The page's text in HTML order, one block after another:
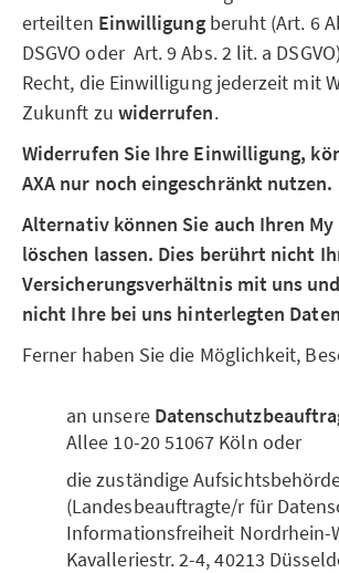
erteilten Einwilligungberuht (Art. 6
DSGVO oder Art. 9 Abs. 2 lit. a
Recht, die Einwilligung jederzeit mit
Zukunft zu widerrufen.
Widerrufen Sie Ihre Einwilligung,
AXA nur noch eingeschränkt nutzen.
Alternativ können Sie auch Ihren My
löschen lassen. Dies berührt nicht
Versicherungsverhältnis mit uns
nicht Ihre bei uns hinterlegten
Ferner haben Sie die Möglichkeit,
an unsere
Allee 10-20 51067 Köln oder
die zuständige
(Landesbeauftragte/r für
Informationsfreiheit Nordrhein-
Kavalleriestr. 2-4, 40213